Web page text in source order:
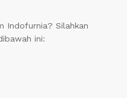
Indofurnia? Silahkan
ini: